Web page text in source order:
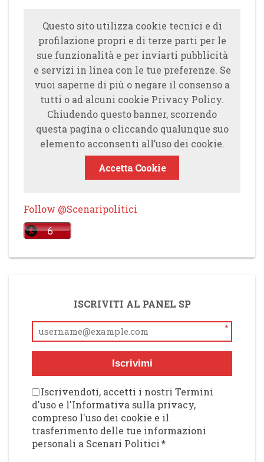
Questo sito utilizza cookie tecnici e di
profilazione propri e di terze parti per le
sue funzionalità e per inviarti pubblicità
e servizi in linea con le tue preferenze. Se
vuoi saperne di più o negare il consenso a
tutti o ad alcuni cookie Privacy Policy.
Chiudendo questo banner, scorrendo
questa pagina o cliccando qualunque suo
elemento acconsenti all’uso dei cookie.
Accetta Cookie
Follow @Scenaripolitici
ISCRIVITI AL PANEL SP
*
Iscrivimi
Iscrivendoti, accetti i nostri Termini
d'uso e l'Informativa sulla privacy,
compreso l'uso dei cookie e il
trasferimento delle tue informazioni
personali a Scenari Politici*